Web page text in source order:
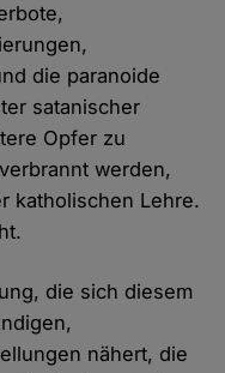
die paranoide
satanischer
Opfer zu
werden,
katholischen Lehre.
die sich diesem
nähert, die